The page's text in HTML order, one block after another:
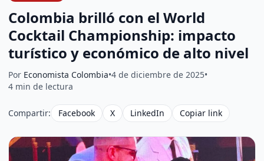
Colombia brilló con el World
Cocktail Championship: impacto
turístico y económico de alto nivel
Por Economista Colombia•4 de diciembre de 2025•
4 min de lectura
Compartir: Facebook X LinkedIn Copiar link